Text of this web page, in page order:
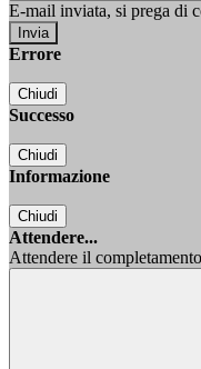
E-mail inviata, si prega di
Errore
Chiudi
Successo
Chiudi
Informazione
Chiudi
Attendere...
Attendere il